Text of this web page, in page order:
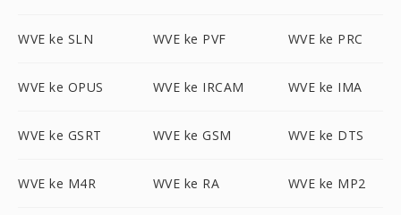
WVE ke SLN WVE ke PVF WVE ke PRC
WVE ke OPUS WVE ke IRCAM WVE ke IMA
WVE ke GSRT WVE ke GSM WVE ke DTS
WVE ke M4R WVE ke RA WVE ke MP2